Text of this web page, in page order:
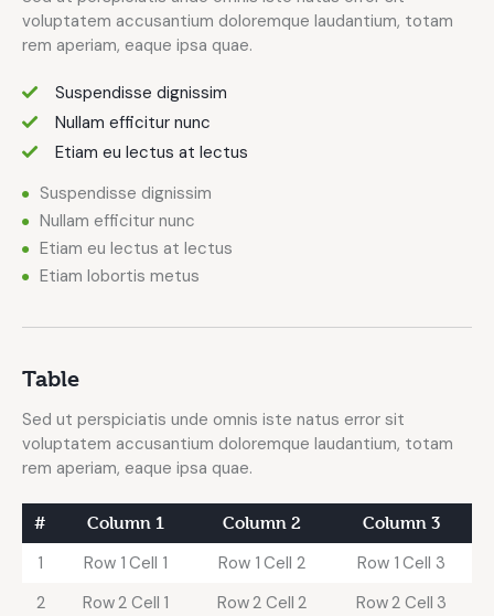
voluptatem accusantium doloremque laudantium, totam
rem aperiam, eaque ipsa quae.
Suspendisse dignissim
Nullam efficitur nunc
Etiam eu lectus at lectus
Suspendisse dignissim
Nullam efficitur nunc
Etiam eu lectus at lectus
Etiam lobortis metus
Table
Sed ut perspiciatis unde omnis iste natus error sit
voluptatem accusantium doloremque laudantium, totam
rem aperiam, eaque ipsa quae.
# Column 1 Column 2 Column 3
1 Row 1 Cell 1 Row 1 Cell 2
Row 1 Cell 3
2
Row 2 Cell 1 Row 2 Cell 2
Row 2 Cell 3